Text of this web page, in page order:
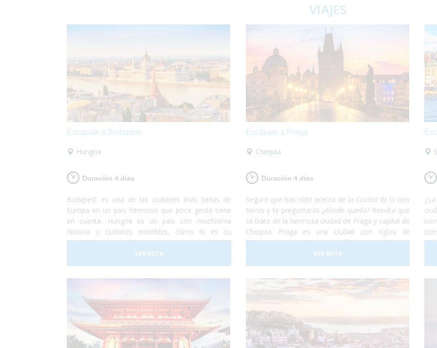
VIAJES
Escapate a Budapest
Hungria
Duración 4 dias
Budapest es una de las ciudades más bellas de
Europa en un país hermoso que poca gente tiene
en cuenta. Hungría es un país con muchísima
historia y ciudades increíbles, cómo lo es su
capital. Tanto Buda como Pest eran ciudades
hermosas y ahora que lucen como una sola son la
combinación más bella que puedas imaginar. Así
de satisfacer todas tus necesidades y tu... ¡deberás
encargarte de disfrutar!
VER RUTA
Escápate a Praga
Chequia
Duración 4 dias
Seguro que has oído acerca de la Ciudad de la cien
torres y te preguntarás ¿dónde queda? Resulta que
se trata de la hermosa ciudad de Praga y capital de
Chequia. Praga es una ciudad con siglos de
historia conservados en perfectas condiciones.
Debido a esto, la Ciudad Vieja de Praga está
considerada Patrimonio de la Humanidad por la
Te aseguramos que después de recorrer todas
cerveza tradicional estarás sin palabras. Así que
escápate a conocer Praga, en el corazón de Europa
¡Sólo disfruta!
VER RUTA